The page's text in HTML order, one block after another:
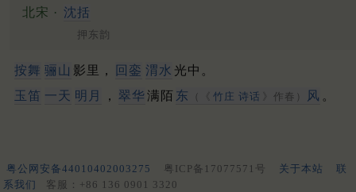
北宋 · 沈括
押东韵
按舞 骊山 影里， 回銮 渭水 光中。
玉笛 一天 明月 ， 翠华满陌 东 （《 竹庄 诗话 》作春） 风 。
粤公网安备44010402003275 粤ICP备17077571号 关于本站
联
系我们
客服：+86 136 0901 3320